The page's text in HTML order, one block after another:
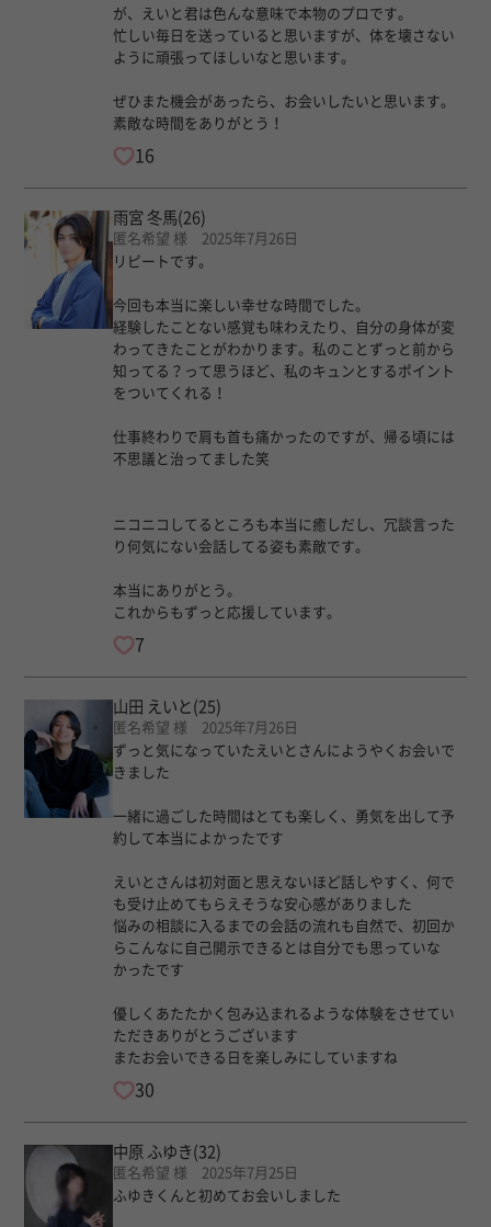
が、えいと君は色んな意味で本物のプロです。
忙しい毎日を送っていると思いますが、体を壊さない
ように頑張ってほしいなと思います。
ぜひまた機会があったら、お会いしたいと思います。
素敵な時間をありがとう！
16
雨宮 冬馬(26)
匿名希望 様 2025年7月26日
リピートです。
今回も本当に楽しい幸せな時間でした。
経験したことない感覚も味わえたり、自分の身体が変
わってきたことがわかります。私のことずっと前から
知ってる？って思うほど、私のキュンとするポイント
をついてくれる！
仕事終わりで肩も首も痛かったのですが、帰る頃には
不思議と治ってました笑
ニコニコしてるところも本当に癒しだし、冗談言った
り何気にない会話してる姿も素敵です。
本当にありがとう。
これからもずっと応援しています。
7
山田 えいと (25)
匿名希望 様 2025年7月26日
ずっと気になっていたえいとさんにようやくお会いで
きました
一緒に過ごした時間はとても楽しく、勇気を出して予
約して本当によかったです
えいとさんは初対面と思えないほど話しやすく、何で
も受け止めてもらえそうな安心感がありました
悩みの相談に入るまでの会話の流れも自然で、初回か
らこんなに自己開示できるとは自分でも思っていな
かったです
優しくあたたかく包み込まれるような体験をさせてい
ただきありがとうございます
またお会いできる日を楽しみにしていますね
30
中原 ふゆき (32)
匿名希望 様 2025年7月25日
ふゆきくんと初めてお会いしました